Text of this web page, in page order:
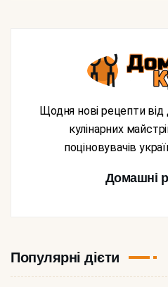
Щодня нові рецепти від домашніх господинь,
кулінарних
поціновувачів
Домашні
Популярні дієти